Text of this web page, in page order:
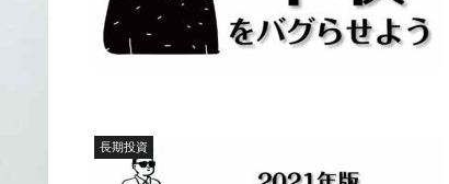
長期投資